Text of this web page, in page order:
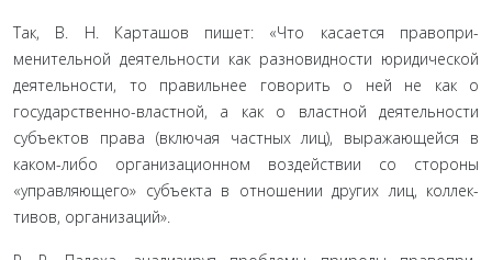
Так, В. Н. Карташов пишет: «Что касается правопри­
менительной деятельности как разновидности юридиче­ской
деятельности, то правильнее говорить о ней не как о
государственно-властной, а как о властной деятельности
субъектов права (включая частных лиц), выражающейся в
каком-либо организационном воздействии со стороны
«управляющего» субъекта в отношении других лиц, коллек­
тивов, организаций».